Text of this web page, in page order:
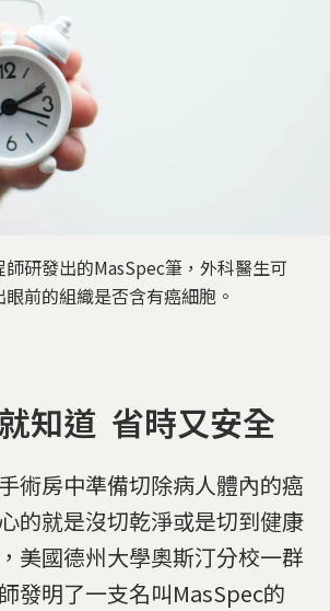
研發出的MasSpec筆，外科醫生可
前的組織是否含有癌細胞。
知道 省時又安全
術房中準備切除病人體內的癌
的就是沒切乾淨或是切到健康
美國德州大學奧斯汀分校一群
發明了一支名叫MasSpec的